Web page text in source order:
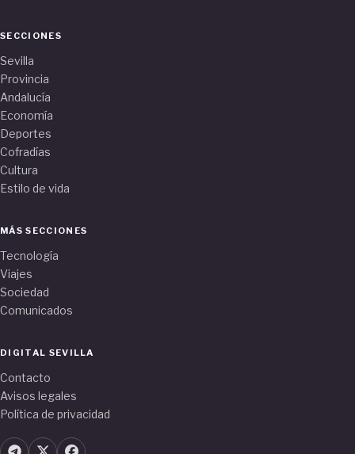
SECCIONES
Sevilla
Provincia
Andalucía
Economía
Deportes
Cofradías
Cultura
Estilo de vida
MÁS SECCIONES
Tecnología
Viajes
Sociedad
Comunicados
DIGITAL SEVILLA
Contacto
Avisos legales
Política de privacidad